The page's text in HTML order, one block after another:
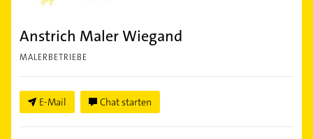
Anstrich Maler Wiegand
MALERBETRIEBE
E-Mail Chat starten